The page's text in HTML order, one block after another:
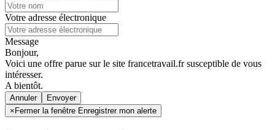
Votre adresse électronique
Message
Bonjour,
Voici une offre parue sur le site francetravail.fr susceptible de vous
intéresser.
A bientôt.
Annuler
× Fermer la fenêtre Enregistrer mon alerte